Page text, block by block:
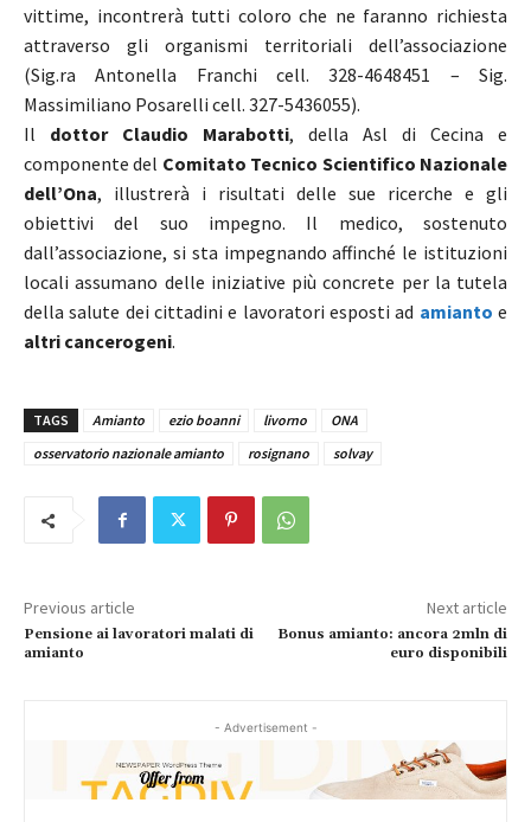
vittime, incontrerà tutti coloro che ne faranno richiesta
attraverso gli organismi territoriali dell’associazione
(Sig.ra Antonella Franchi cell. 328-4648451 – Sig.
Massimiliano Posarelli cell. 327-5436055).
Il dottor Claudio Marabotti, della Asl di Cecina e
componente del Comitato Tecnico Scientifico Nazionale
dell’Ona, illustrerà i risultati delle sue ricerche e gli
obiettivi del suo impegno. Il medico, sostenuto
dall’associazione, si sta impegnando affinché le istituzioni
locali assumano delle iniziative più concrete per la tutela
della salute dei cittadini e lavoratori esposti ad amianto e
altri cancerogeni.
TAGS Amianto ezio boanni livorno
ONA
osservatorio nazionale amianto
rosignano solvay
Previous article
Pensione ai lavoratori malati di
amianto
Next article
Bonus amianto: ancora 2mln di
euro disponibili
- Advertisement -